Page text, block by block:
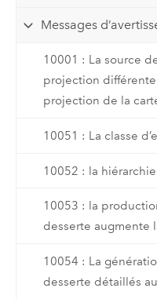
Messages
10001 : La source
projection
projection de la
10051 : La classe
10052 : la
10053 : la
desserte augmente
10054 : La
desserte détaillés